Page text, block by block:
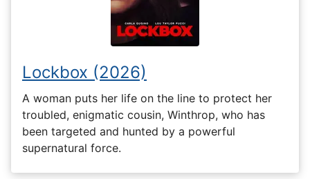
Lockbox (2026)
A woman puts her life on the line to protect her
troubled, enigmatic cousin, Winthrop, who has
been targeted and hunted by a powerful
supernatural force.